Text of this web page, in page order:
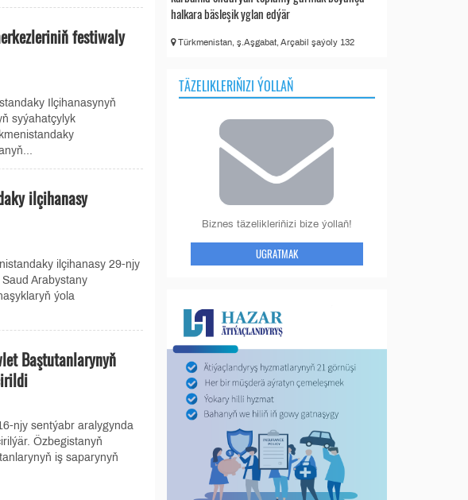
festiwaly
Ilçihanasynyň
syýahatçylyk
ilçihanasy
ilçihanasy 29-njy
Arabystany
ýola
Baştutanlarynyň
njy sentýabr aralygynda
Özbegistanyň
iş saparynyň
halkara bäsleşik yglan edýär
Türkmenistan, ş.Aşgabat, Arçabil şaýoly 132
TÄZELIKLERIŇIZI ÝOLLAŇ
Biznes täzelikleriňizi bize ýollaň!
UGRATMAK